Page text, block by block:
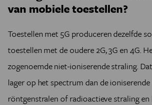
van mobiele toestellen?
Toestellen met 5G produceren dezelfde
toestellen met de oudere 2G, 3G en 4G.
zogenoemde niet-ioniserende straling.
lager op het spectrum dan de
röntgenstralen of radioactieve straling